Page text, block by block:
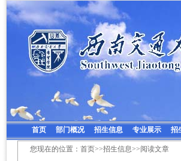
首页 部门概况 招生信息 专业展示 招
您现在的位置：首页>>招生信息>>阅读文章